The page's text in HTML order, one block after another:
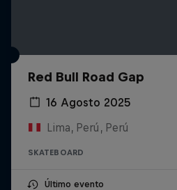
Red Bull Road Gap
16 Agosto 2025
Lima, Perú, Perú
SKATEBOARD
Último evento